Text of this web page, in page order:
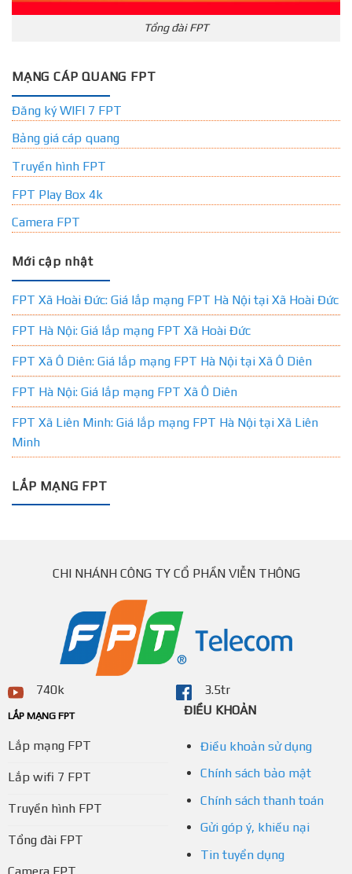
Tổng đài FPT
MẠNG CÁP QUANG FPT
Đăng ký WIFI 7 FPT
Bảng giá cáp quang
Truyền hình FPT
FPT Play Box 4k
Camera FPT
Mới cập nhật
FPT Xã Hoài Đức: Giá lắp mạng FPT Hà Nội tại Xã Hoài Đức
FPT Hà Nội: Giá lắp mạng FPT Xã Hoài Đức
FPT Xã Ô Diên: Giá lắp mạng FPT Hà Nội tại Xã Ô Diên
FPT Hà Nội: Giá lắp mạng FPT Xã Ô Diên
FPT Xã Liên Minh: Giá lắp mạng FPT Hà Nội tại Xã Liên
Minh
LẮP MẠNG FPT
CHI NHÁNH CÔNG TY CỔ PHẦN VIỄN THÔNG
740k 3.5tr
LẮP MẠNG FPT
Lắp mạng FPT
Lắp wifi 7 FPT
Truyền hình FPT
Tổng đài FPT
Camera FPT
ĐIỀU KHOẢN
Điều khoản sử dụng
Chính sách bảo mật
Chính sách thanh toán
Gửi góp ý, khiếu nại
Tin tuyển dụng